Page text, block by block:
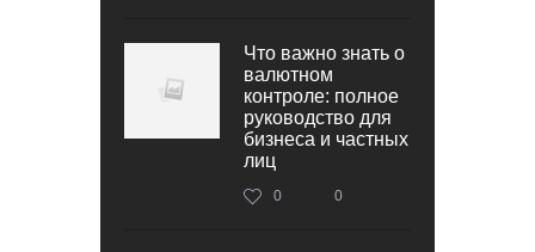
Что важно знать о
валютном
контроле: полное
руководство для
бизнеса и частных
лиц
0 0